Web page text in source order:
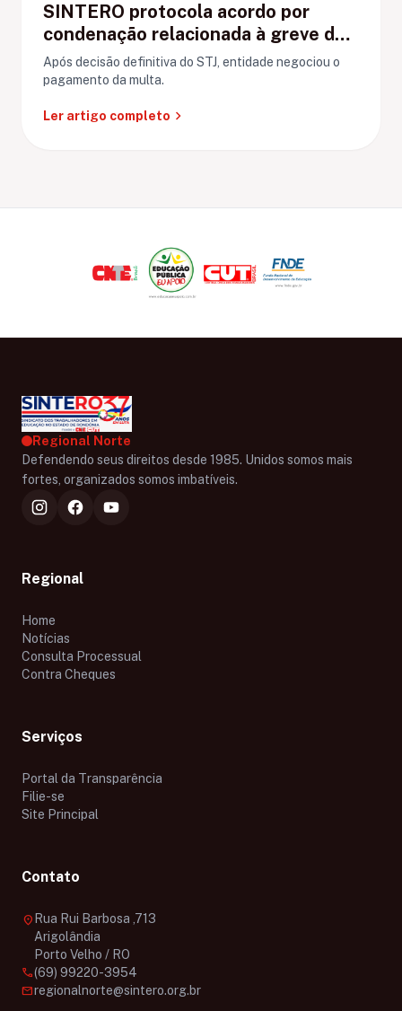
SINTERO protocola acordo por
condenação relacionada à greve de
Ariquemes
Após decisão definitiva do STJ, entidade negociou o
pagamento da multa.
Ler artigo completo chevron_right
Regional Norte
Defendendo seus direitos desde 1985. Unidos somos mais
fortes, organizados somos imbatíveis.
Regional
Home
Notícias
Consulta Processual
Contra Cheques
Serviços
Portal da Transparência
Filie-se
Site Principal
Contato
location_on Rua Rui Barbosa ,713
Arigolândia
Porto Velho / RO
call(69) 99220-3954
mailregionalnorte@sintero.org.br